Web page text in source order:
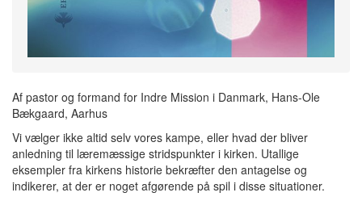
Af pastor og formand for Indre Mission i Danmark, Hans-Ole
Bækgaard, Aarhus
Vi vælger ikke altid selv vores kampe, eller hvad der bliver
anledning til læremæssige stridspunkter i kirken. Utallige
eksempler fra kirkens historie bekræfter den antagelse og
indikerer, at der er noget afgørende på spil i disse situationer.